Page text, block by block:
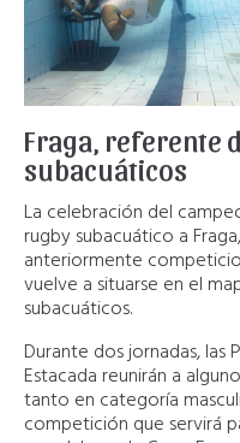
Fraga, referente
subacuáticos
La celebración del
rugby subacuático a
anteriormente
vuelve a situarse en el
subacuáticos.
Durante dos jornadas, las
Estacada reunirán a
tanto en categoría
competición que servirá